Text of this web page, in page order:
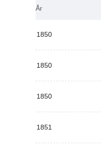
År
1850
1850
1850
1851